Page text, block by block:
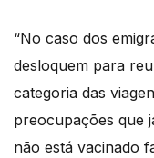
“No caso dos
desloquem para
categoria das
preocupações que
não está vacinado